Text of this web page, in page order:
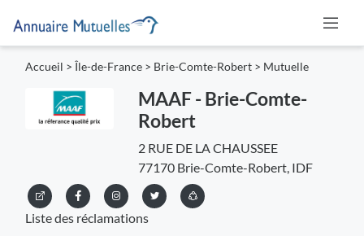
Accueil > Île-de-France > Brie-Comte-Robert > Mutuelle
MAAF - Brie-Comte-
Robert
2 RUE DE LA CHAUSSEE
77170 Brie-Comte-Robert, IDF
Liste des réclamations